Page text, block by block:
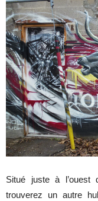
Situé juste à
trouverez un autre